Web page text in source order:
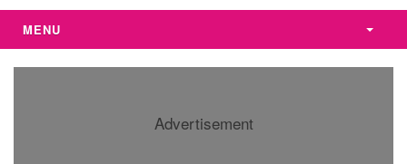
MENU
Advertisement